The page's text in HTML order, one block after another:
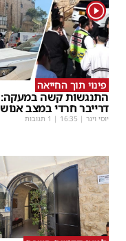
1
פינוי תוך החייאה
התנגשות קשה במעקה:
דרייבר חרדי במצב אנוש
יוסי וינר |
16:35 | 1 תגובות